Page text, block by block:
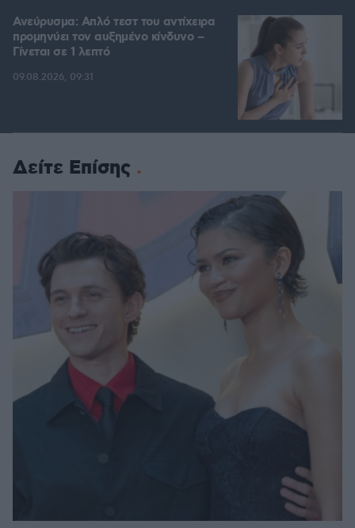
Ανεύρυσμα: Απλό τεστ του αντίχειρα
προμηνύει τον αυξημένο κίνδυνο –
Γίνεται σε 1 λεπτό
09.08.2026, 09:31
Δείτε Επίσης